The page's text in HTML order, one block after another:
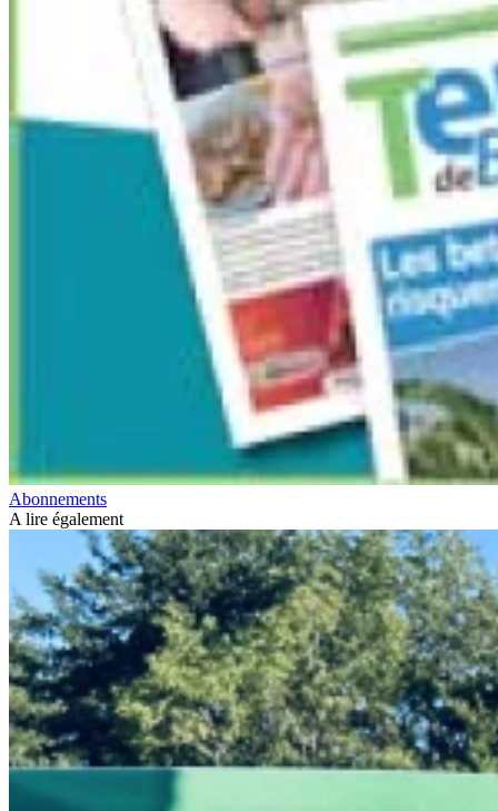
Abonnements
A lire également